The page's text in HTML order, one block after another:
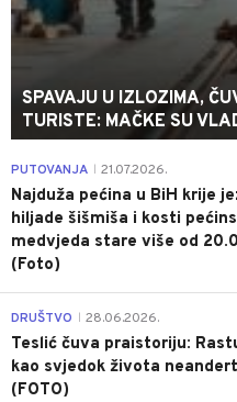
SPAVAJU U IZLOZIMA,
TURISTE: MAČKE SU
PUTOVANJA 21.07.2026.
Najduža pećina u BiH krije
hiljade šišmiša i kosti
medvjeda stare više od
(Foto)
DRUŠTVO 28.06.2026.
Teslić čuva praistoriju:
kao svjedok života
(FOTO)